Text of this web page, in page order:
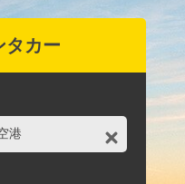
タカー